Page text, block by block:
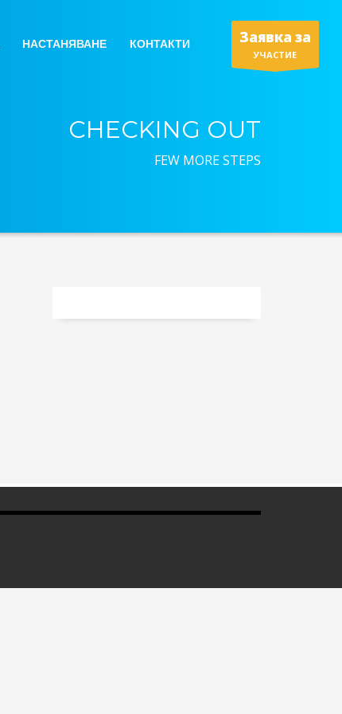
НАСТАНЯВАНЕ КОНТАКТИ Заявка за
УЧАСТИЕ
CHECKING OUT
FEW MORE STEPS